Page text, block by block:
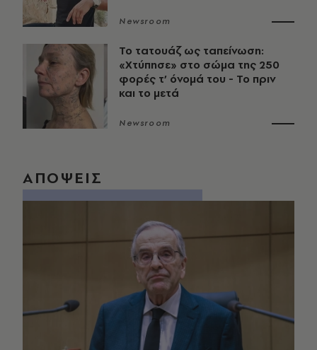
Newsroom
Το τατουάζ ως ταπείνωση:
«Χτύπησε» στο σώμα της 250
φορές τ’ όνομά του - Το πριν
και το μετά
Newsroom
ΑΠΟΨΕΙΣ